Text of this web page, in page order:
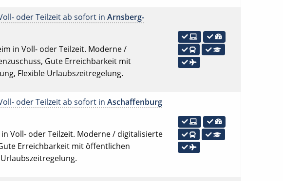
oder Teilzeit ab sofort in Arnsberg-
in Voll- oder Teilzeit. Moderne /
Gute Erreichbarkeit mit
Flexible Urlaubszeitregelung.
oder Teilzeit ab sofort in Aschaffenburg
Voll- oder Teilzeit. Moderne / digitalisierte
Erreichbarkeit mit öffentlichen